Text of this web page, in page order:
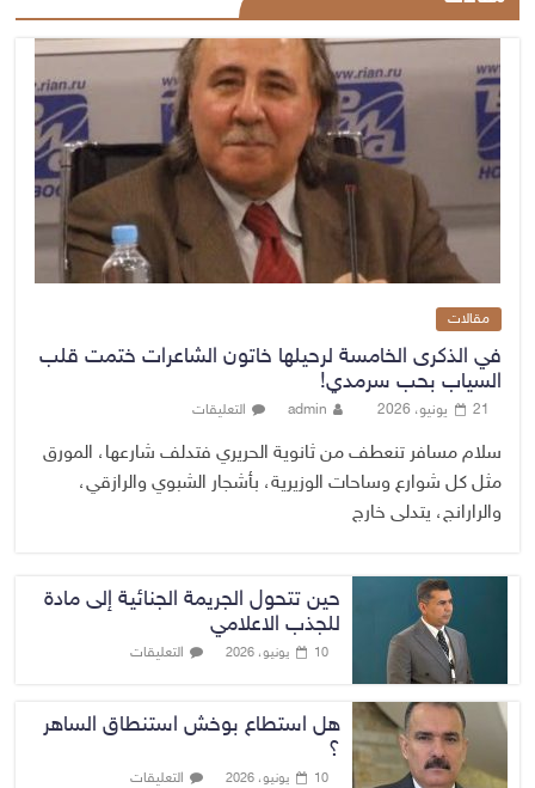
مقالات
في الذكرى الخامسة لرحيلها خاتون الشاعرات ختمت قلب
السياب بحب سرمدي!
21 يونيو، 2026 admin التعليقات
سلام مسافر تنعطف من ثانوية الحريري فتدلف شارعها، المورق
مثل كل شوارع وساحات الوزيرية، بأشجار الشبوي والرازقي،
والرارانج، يتدلى خارج
حين تتحول الجريمة الجنائية إلى مادة
للجذب الاعلامي
10 يونيو، 2026 التعليقات
هل استطاع بوخش استنطاق الساهر
؟
10 يونيو، 2026 التعليقات